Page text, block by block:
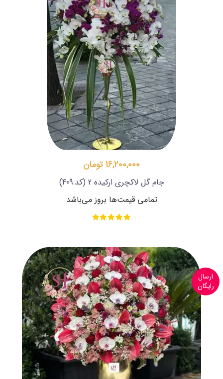
16,200,000 تومان
جام گل لاکچری ارکیده 2
(کد:409)
تمامی قیمت‌ها بروز می‌باشد
ارسال
رایگان